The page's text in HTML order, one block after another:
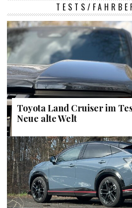
TESTS/
Toyota Land Cruiser im
Neue alte Welt